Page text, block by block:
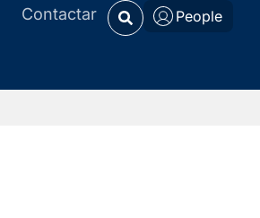
Contactar People